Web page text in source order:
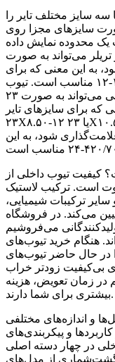
سایز مختلف تایر را
سایزهای مجزا روی
محدوده نمایش داده
می‌تواند به صورت
شود، به این معنی که برای
سایزهای تایر ۱۳۵-۱۲، ۱۴۵-۱۲ یا ۱۵۵-۱۲ مناسب است. تیوب
داخلی ماشین چمن‌زنی می‌تواند به صورت ۲۳X۸.۵۰/۱۰.۵۰-۱۲
که برای سایزهای تایر
۲۳X۸.۵۰-۱۲ یا ۲۳X۱۰.۵۰-۱۲ مناسب است. تیوب داخلی تراکتور
به صورت ۱۶.۹-۲۴ و ۴۲۰/۷۰-۲۴ علامت‌گذاری شود، به این
کیفیت تیوب داخلی از
است. ترکیب لاستیک
ترکیبات شیمیایی،
می‌کند. در فروشگاه
می‌فروشیم
هنگام خرید تیوب‌های
در حال حاضر تیوب‌های
بی‌کیفیت زودتر خراب
در زمان تعویض، هزینه
بیشتری برای شما دارند.
و اندازه‌های مختلفی
و پیکربندی‌های
در چهار دسته اصلی
از مدل‌های